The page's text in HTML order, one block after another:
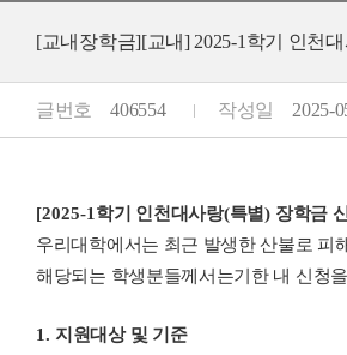
[교내장학금][교내] 2025-1학기 인천
글번호 406554 작성일 2025-
[2025-1학기 인천대사랑(특별) 장학금
우리대학에서는 최근 발생한 산불로 피
해당되는 학생분들께서는기한 내 신청
1. 지원대상 및 기준